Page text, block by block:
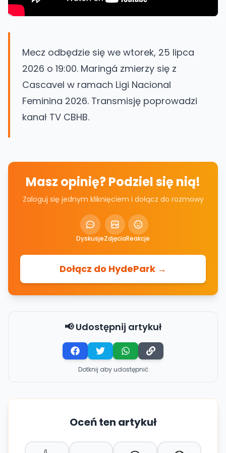
Mecz odbędzie się we wtorek, 25 lipca
2026 o 19:00. Maringá zmierzy się z
Cascavel w ramach Ligi Nacional
Feminina 2026. Transmisję poprowadzi
kanał TV CBHB.
Masz opinię? Podziel się nią!
Zaloguj się jednym kliknięciem i dołącz do rozmowy
DyskusjeZdjęciaReakcje
Dołącz do HydePark →
📢 Udostępnij artykuł
Dotknij aby udostępnić
Oceń ten artykuł